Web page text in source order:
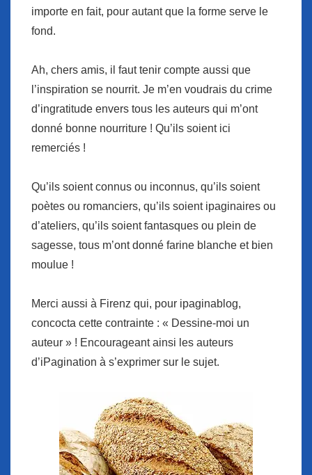
importe en fait, pour autant que la forme serve le
fond.
Ah, chers amis, il faut tenir compte aussi que
l’inspiration se nourrit. Je m’en voudrais du crime
d’ingratitude envers tous les auteurs qui m’ont
donné bonne nourriture ! Qu’ils soient ici
remerciés !
Qu’ils soient connus ou inconnus, qu’ils soient
poètes ou romanciers, qu’ils soient ipaginaires ou
d’ateliers, qu’ils soient fantasques ou plein de
sagesse, tous m’ont donné farine blanche et bien
moulue !
Merci aussi à Firenz qui, pour ipaginablog,
concocta cette contrainte : « Dessine-moi un
auteur » ! Encourageant ainsi les auteurs
d’iPagination à s’exprimer sur le sujet.